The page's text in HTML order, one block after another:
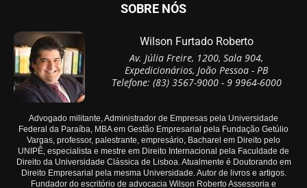
SOBRE NÓS
Wilson Furtado Roberto
Av. Júlia Freire, 1200, Sala 904,
Expedicionários, João Pessoa - PB
Telefone: (83) 3567-9000 - 9 9964-6000
Advogado militante, Administrador de Empresas pela Universidade
Federal da Paraíba, MBA em Gestão Empresarial pela Fundação Getúlio
Vargas, professor, palestrante, empresário, Bacharel em Direito pelo
UNIPÊ, especialista e mestre em Direito Internacional pela Faculdade de
Direito da Universidade Clássica de Lisboa. Atualmente é Doutorando em
Direito Empresarial pela mesma Universidade. Autor de livros e artigos.
Fundador do escritório de advocacia Wilson Roberto Assessoria e